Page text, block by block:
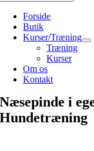
Forside
Butik
Kurser/Træning
Træning
Kurser
Om os
Kontakt
Næsepinde i
Hundetræning